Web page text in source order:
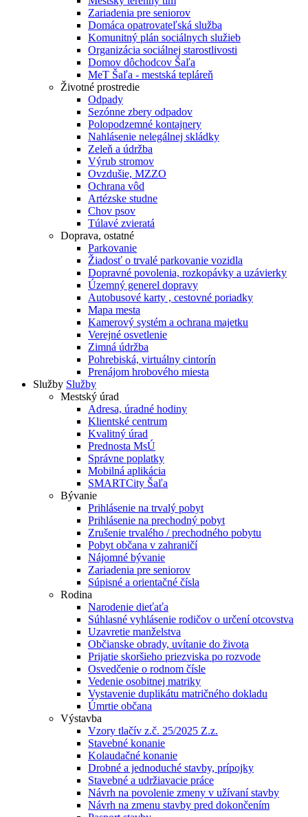
Zariadenia pre seniorov
Domáca opatrovateľská služba
Komunitný plán sociálnych služieb
Organizácia sociálnej starostlivosti
Domov dôchodcov Šaľa
MeT Šaľa - mestská tepláreň
Životné prostredie
Odpady
Sezónne zbery odpadov
Polopodzemné kontajnery
Nahlásenie nelegálnej skládky
Zeleň a údržba
Výrub stromov
Ovzdušie, MZZO
Ochrana vôd
Artézske studne
Chov psov
Túlavé zvieratá
Doprava, ostatné
Parkovanie
Žiadosť o trvalé parkovanie vozidla
Dopravné povolenia, rozkopávky a uzávierky
Územný generel dopravy
Autobusové karty , cestovné poriadky
Mapa mesta
Kamerový systém a ochrana majetku
Verejné osvetlenie
Zimná údržba
Pohrebiská, virtuálny cintorín
Prenájom hrobového miesta
Služby Služby
Mestský úrad
Adresa, úradné hodiny
Klientské centrum
Kvalitný úrad
Prednosta MsÚ
Správne poplatky
Mobilná aplikácia
SMARTCity Šaľa
Bývanie
Prihlásenie na trvalý pobyt
Prihlásenie na prechodný pobyt
Zrušenie trvalého / prechodného pobytu
Pobyt občana v zahraničí
Nájomné bývanie
Zariadenia pre seniorov
Súpisné a orientačné čísla
Rodina
Narodenie dieťaťa
Súhlasné vyhlásenie rodičov o určení otcovstva
Uzavretie manželstva
Občianske obrady, uvítanie do života
Prijatie skoršieho priezviska po rozvode
Osvedčenie o rodnom čísle
Vedenie osobitnej matriky
Vystavenie duplikátu matričného dokladu
Úmrtie občana
Výstavba
Vzory tlačív z.č. 25/2025 Z.z.
Stavebné konanie
Kolaudačné konanie
Drobné a jednoduché stavby, prípojky
Stavebné a udržiavacie práce
Návrh na povolenie zmeny v užívaní stavby
Návrh na zmenu stavby pred dokončením